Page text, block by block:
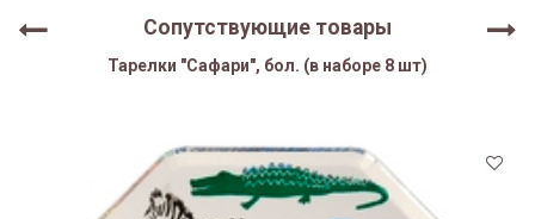
Сопутствующие товары
Тарелки "Сафари", бол. (в наборе 8 шт)